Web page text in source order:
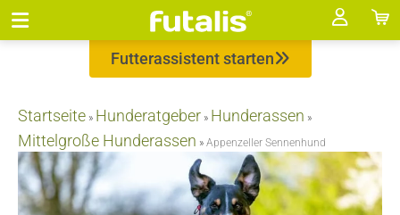
Futterassistent starten
Startseite » Hunderatgeber » Hunderassen »
Mittelgroße Hunderassen » Appenzeller Sennenhund